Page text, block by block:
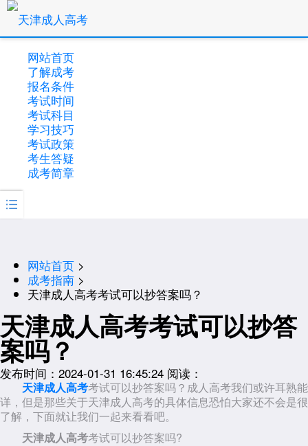
网站首页
了解成考
报名条件
考试时间
考试科目
学习技巧
考试政策
考生答疑
成考简章

网站首页 >
成考指南 >
天津成人高考考试可以抄答案吗？
天津成人高考考试可以抄答
案吗？
发布时间：2024-01-31 16:45:24 阅读：
天津成人高考考试可以抄答案吗？成人高考我们或许耳熟能
详，但是那些关于天津成人高考的具体信息恐怕大家还不会是很
了解，下面就让我们一起来看看吧。
天津成人高考考试可以抄答案吗?